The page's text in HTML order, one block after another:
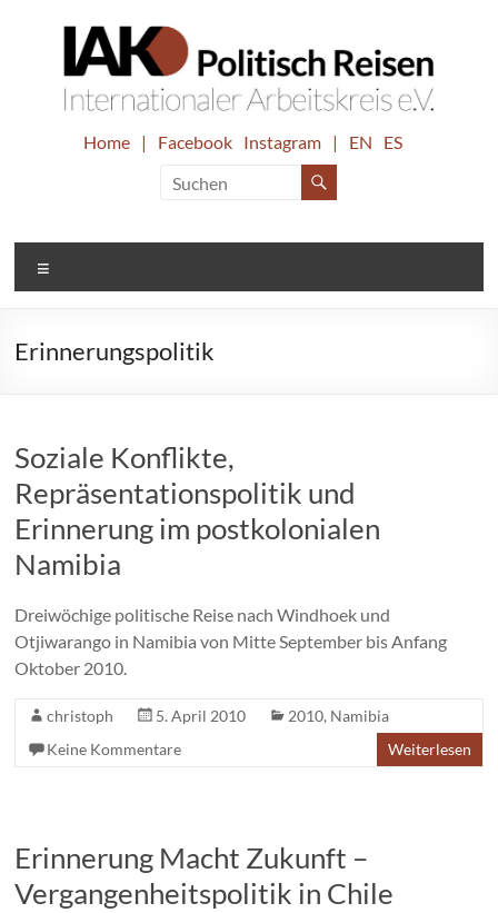
IAK.
Reisen
Internationaler
Home | Facebook Instagram | EN ES
Erinnerungspolitik
Soziale Konflikte,
Repräsentationspolitik und
Erinnerung im postkolonialen
Namibia
Dreiwöchige politische Reise nach Windhoek und
Otjiwarango in Namibia von Mitte September bis Anfang
Oktober 2010.
christoph 5. April 2010 2010, Namibia
Keine Kommentare
Weiterlesen
Erinnerung Macht Zukunft –
Vergangenheitspolitik in Chile